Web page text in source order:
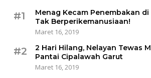
#1
Menag Kecam Penembakan
Tak Berperikemanusiaan!
Maret 16, 2019
#2
2 Hari Hilang, Nelayan Tewas
Pantai Cipalawah Garut
Maret 16, 2019